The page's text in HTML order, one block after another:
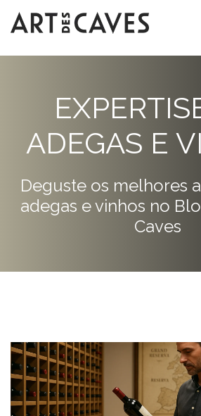
ADEGAS E
Deguste os melhores
adegas e vinhos no
Caves